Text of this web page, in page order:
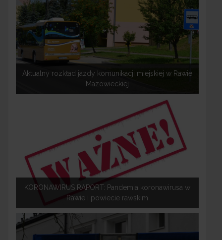
Aktualny rozkład jazdy komunikacji miejskiej w Rawie
Mazowieckiej
KORONAWIRUS RAPORT: Pandemia koronawirusa w
Rawie i powiecie rawskim